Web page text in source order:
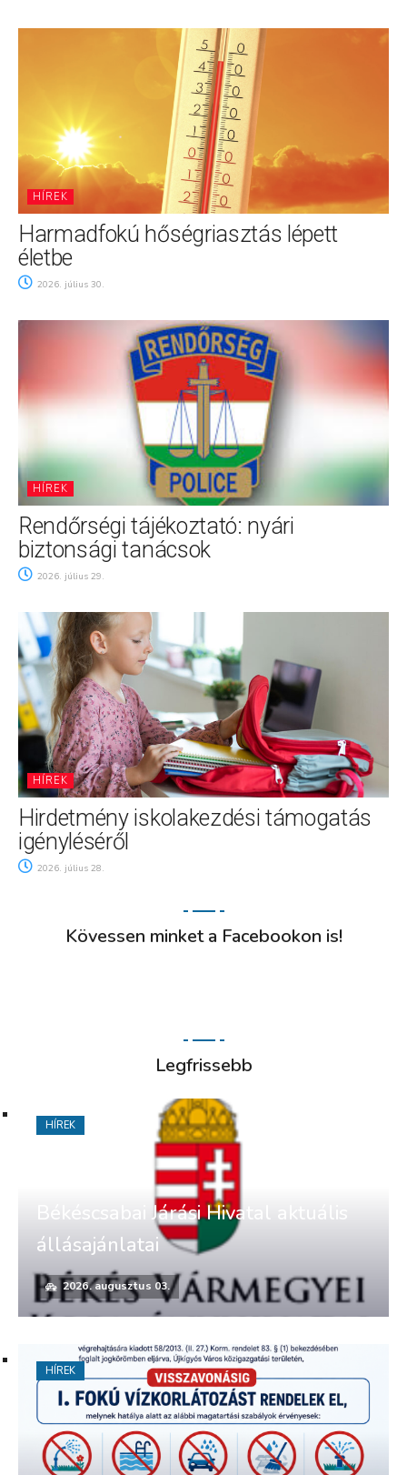
HÍREK
Harmadfokú hőségriasztás lépett
életbe
2026. július 30.
HÍREK
Rendőrségi tájékoztató: nyári
biztonsági tanácsok
2026. július 29.
HÍREK
Hirdetmény iskolakezdési támogatás
igényléséről
2026. július 28.
Kövessen minket a Facebookon is!
Legfrissebb
Békéscsabai Járási Hivatal aktuális
állásajánlatai
2026. augusztus 03.
HÍREK
HÍREK